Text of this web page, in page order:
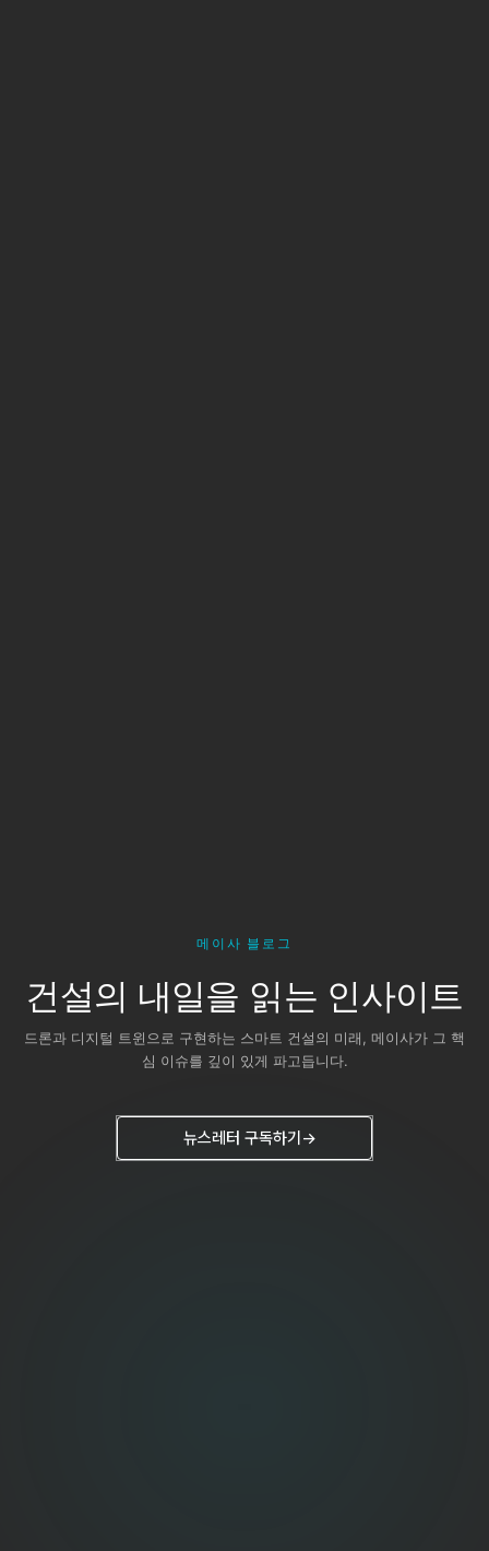
메이사 블로그
건설의 내일을 읽는 인사이트
드론과 디지털 트윈으로 구현하는 스마트 건설의 미래, 메이사가 그 핵
심 이슈를 깊이 있게 파고듭니다.
뉴스레터 구독하기 →